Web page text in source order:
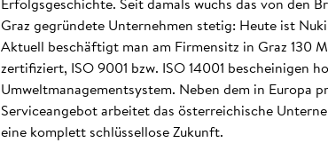
Graz gegründete Unternehmen stetig: Heute ist
Aktuell beschäftigt man am Firmensitz in Graz 130
zertifiziert, ISO 9001 bzw. ISO 14001 bescheinigen
Umweltmanagementsystem. Neben dem in Europa
Serviceangebot arbeitet das österreichische
eine komplett schlüssellose Zukunft.